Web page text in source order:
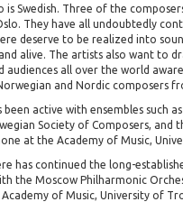
Swedish. Three of the
They have all undoubtedly
deserve to be realized into
alive. The artists also want
all over the world
and Nordic composers
active with ensembles such
Society of Composers,
at the Academy of Music,
has continued the long-
the Moscow Philharmonic
of Music, University of